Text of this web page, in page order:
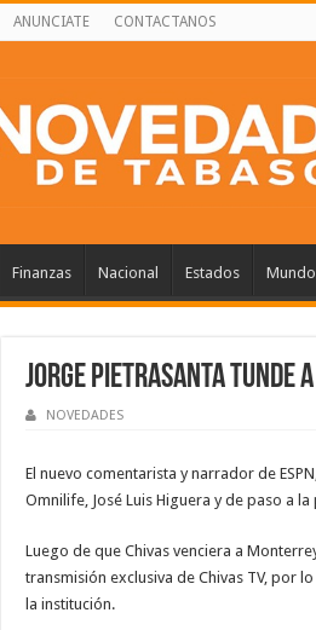
ANUNCIATE CONTACTANOS
Finanzas Nacional Estados Mundo
Jorge Pietrasanta tunde a
NOVEDADES
El nuevo comentarista y narrador de
Omnilife, José Luis Higuera y de paso a
Luego de que Chivas venciera a
transmisión exclusiva de Chivas TV, por
la institución.